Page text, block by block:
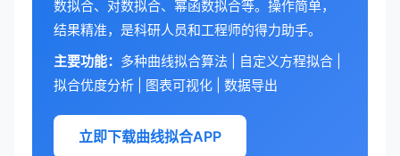
数拟合、对数拟合、幂函数拟合等。操作简单，
结果精准，是科研人员和工程师的得力助手。
主要功能： 多种曲线拟合算法 | 自定义方程拟合 |
拟合优度分析 | 图表可视化 | 数据导出
立即下载曲线拟合APP